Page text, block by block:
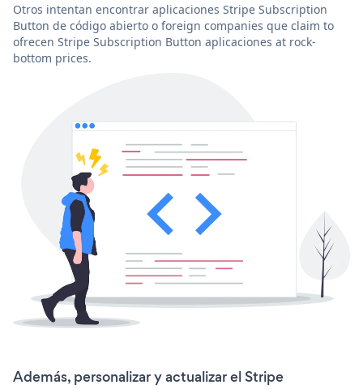
Otros intentan encontrar aplicaciones Stripe Subscription
Button de código abierto o foreign companies que claim to
ofrecen Stripe Subscription Button aplicaciones at rock-
bottom prices.
Además, personalizar y actualizar el Stripe